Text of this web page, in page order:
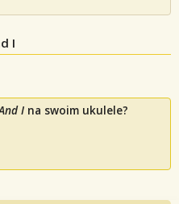
I
I na swoim ukulele?